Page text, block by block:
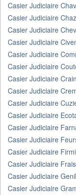
Casier Judiciaire
Casier Judiciaire
Casier Judiciaire
Casier Judiciaire
Casier Judiciaire
Casier Judiciaire
Casier Judiciaire
Casier Judiciaire
Casier Judiciaire
Casier Judiciaire
Casier Judiciaire
Casier Judiciaire
Casier Judiciaire
Casier Judiciaire
Casier Judiciaire
Casier Judiciaire